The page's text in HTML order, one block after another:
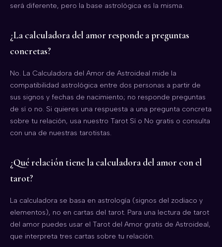
será diferente, pero la base astrológica es la misma.
¿La calculadora del amor responde a preguntas
concretas?
No. La Calculadora del Amor de Astroideal mide la
compatibilidad astrológica entre dos personas a partir de
sus signos y fechas de nacimiento; no responde preguntas
de sí o no. Si quieres una respuesta a una pregunta concreta
sobre tu relación, usa nuestro Tarot Sí o No gratis o consulta
con una de nuestras tarotistas.
¿Qué relación tiene la calculadora del amor con el
tarot?
La calculadora se basa en astrología (signos del zodiaco y
elementos), no en cartas del tarot. Para una lectura de tarot
del amor puedes usar el Tarot del Amor gratis de Astroideal,
que interpreta tres cartas sobre tu relación.